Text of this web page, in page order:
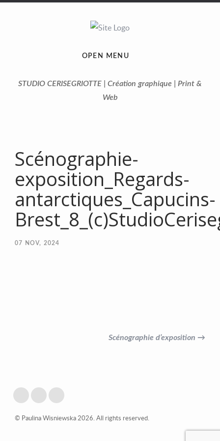
OPEN MENU
STUDIO CERISEGRIOTTE | Création graphique | Print &
Web
Scénographie-
exposition_Regards-
antarctiques_Capucins-
07 NOV, 2024
Scénographie d’exposition →
© Paulina Wisniewska 2026. All rights reserved.